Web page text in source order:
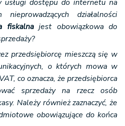
usługi dostępu do internetu na
działalności
fiskalnajest obowiązkowa do
przedsiębiorcę mieszczą się w
o których mowa w
co oznacza, że przedsiębiorca
sprzedaży na rzecz osób
Należy również zaznaczyć, że
obowiązujące do końca